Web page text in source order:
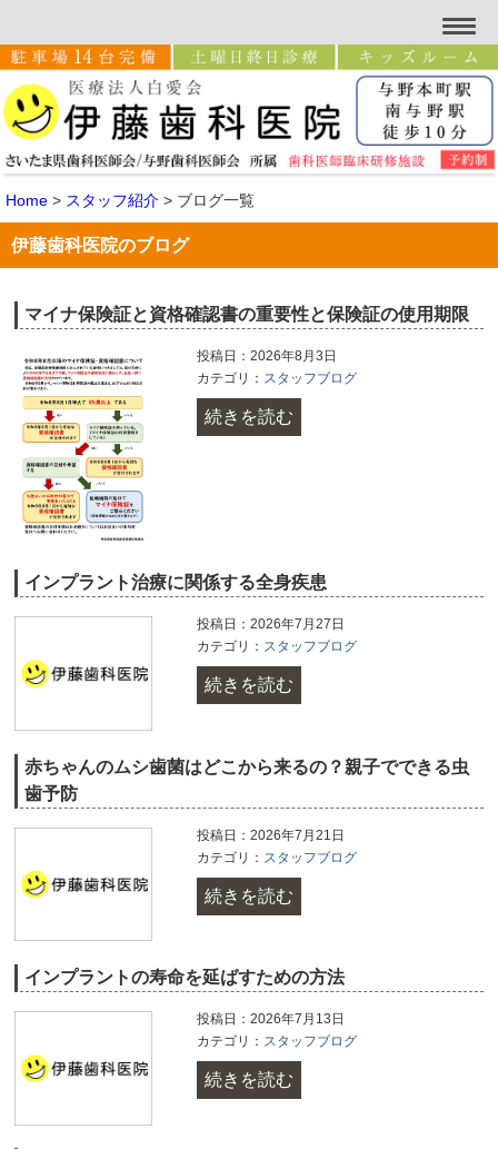
Home > スタッフ紹介 > ブログ一覧
伊藤歯科医院のブログ
マイナ保険証と資格確認書の重要性と保険証の使用期限
投稿日：2026年8月3日
カテゴリ： スタッフブログ
続きを読む
インプラント治療に関係する全身疾患
投稿日：2026年7月27日
カテゴリ： スタッフブログ
続きを読む
赤ちゃんのムシ歯菌はどこから来るの？親子でできる虫
歯予防
投稿日：2026年7月21日
カテゴリ： スタッフブログ
続きを読む
インプラントの寿命を延ばすための方法
投稿日：2026年7月13日
カテゴリ： スタッフブログ
続きを読む